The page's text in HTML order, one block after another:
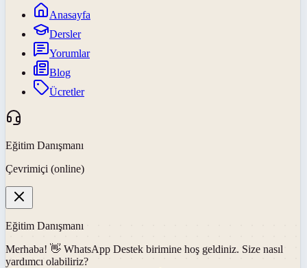
Anasayfa
Dersler
Yorumlar
Blog
Ücretler
Eğitim Danışmanı
Çevrimiçi (online)
Eğitim Danışmanı
Merhaba! 👋 WhatsApp Destek birimine hoş geldiniz. Size nasıl
yardımcı olabiliriz?